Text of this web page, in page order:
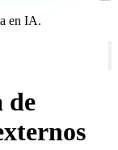
en IA.
de